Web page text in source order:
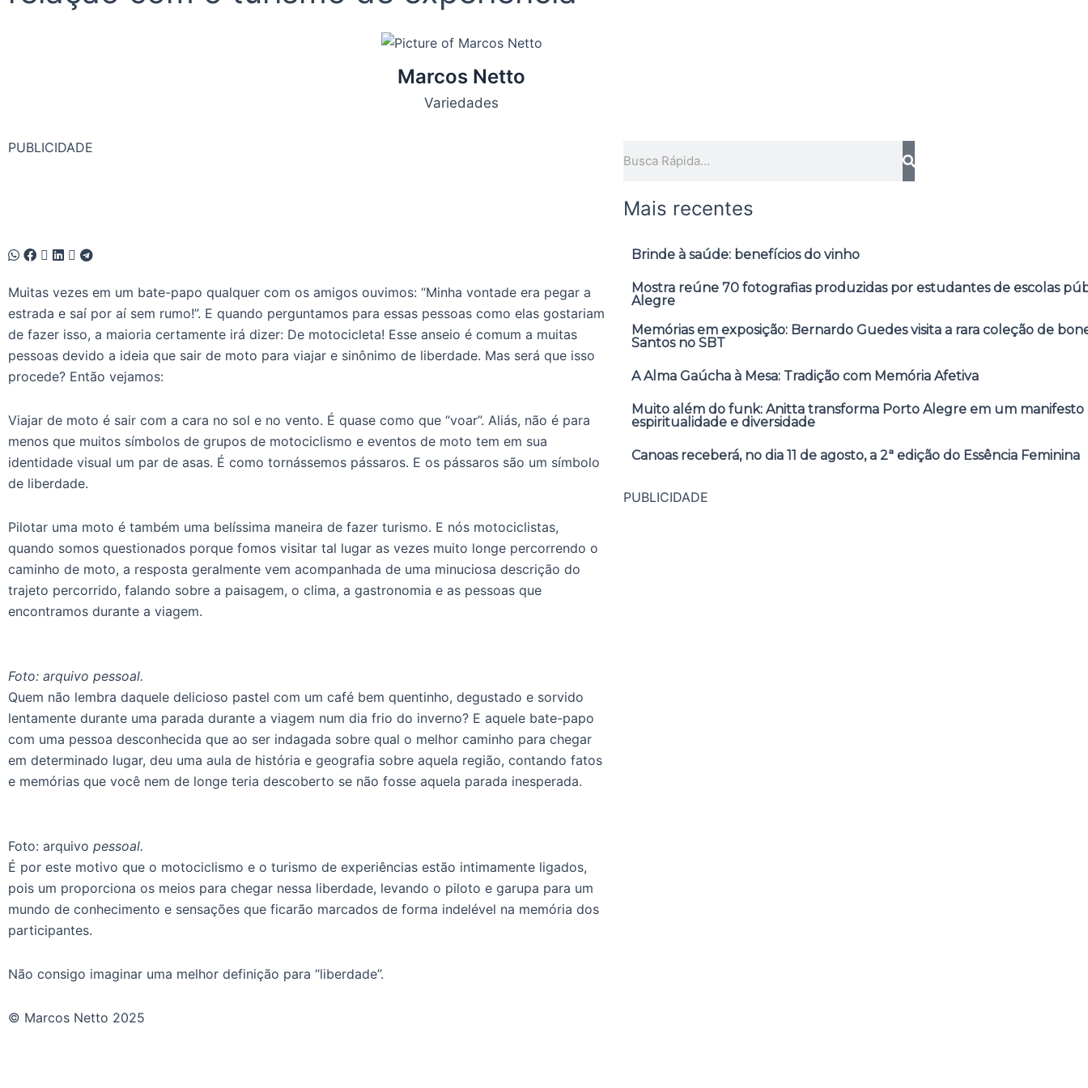
Marcos Netto
Variedades
PUBLICIDADE
Muitas vezes em um bate-papo qualquer com os amigos ouvimos: “Minha vontade era pegar a
estrada e saí por aí sem rumo!”. E quando perguntamos para essas pessoas como elas gostariam
de fazer isso, a maioria certamente irá dizer: De motocicleta! Esse anseio é comum a muitas
pessoas devido a ideia que sair de moto para viajar e sinônimo de liberdade. Mas será que isso
procede? Então vejamos:
Viajar de moto é sair com a cara no sol e no vento. É quase como que “voar”. Aliás, não é para
menos que muitos símbolos de grupos de motociclismo e eventos de moto tem em sua
identidade visual um par de asas. É como tornássemos pássaros. E os pássaros são um símbolo
de liberdade.
Pilotar uma moto é também uma belíssima maneira de fazer turismo. E nós motociclistas,
quando somos questionados porque fomos visitar tal lugar as vezes muito longe percorrendo o
caminho de moto, a resposta geralmente vem acompanhada de uma minuciosa descrição do
trajeto percorrido, falando sobre a paisagem, o clima, a gastronomia e as pessoas que
encontramos durante a viagem.
Foto: arquivo pessoal.
Quem não lembra daquele delicioso pastel com um café bem quentinho, degustado e sorvido
lentamente durante uma parada durante a viagem num dia frio do inverno? E aquele bate-papo
com uma pessoa desconhecida que ao ser indagada sobre qual o melhor caminho para chegar
em determinado lugar, deu uma aula de história e geografia sobre aquela região, contando fatos
e memórias que você nem de longe teria descoberto se não fosse aquela parada inesperada.
Foto: arquivo pessoal.
É por este motivo que o motociclismo e o turismo de experiências estão intimamente ligados,
pois um proporciona os meios para chegar nessa liberdade, levando o piloto e garupa para um
mundo de conhecimento e sensações que ficarão marcados de forma indelével na memória dos
participantes.
Não consigo imaginar uma melhor definição para “liberdade”.
© Marcos Netto 2025
Mais recentes
Brinde à saúde: benefícios do vinho
Mostra reúne 70 fotografias produzidas por estudantes de escolas
Alegre
Memórias em exposição: Bernardo Guedes visita a rara coleção de
Santos no SBT
A Alma Gaúcha à Mesa: Tradição com Memória Afetiva
Muito além do funk: Anitta transforma Porto Alegre em um manifesto
espiritualidade e diversidade
Canoas receberá, no dia 11 de agosto, a 2ª edição do Essência Feminina
PUBLICIDADE